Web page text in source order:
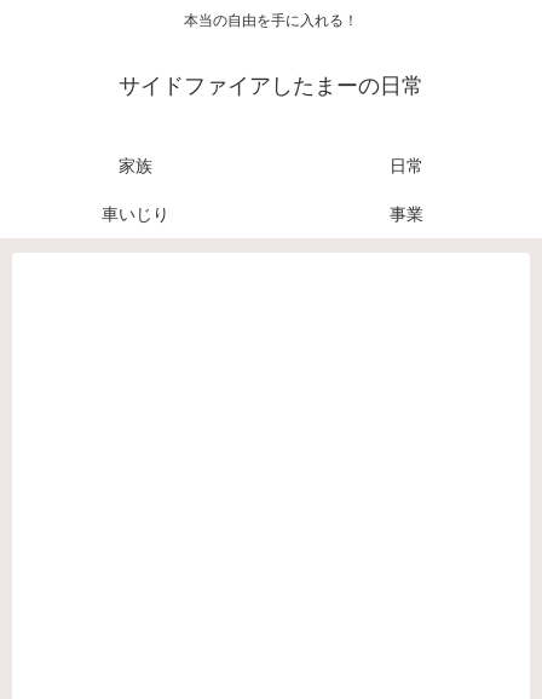
本当の自由を手に入れる！
サイドファイアしたまーの日常
家族 日常
車いじり 事業